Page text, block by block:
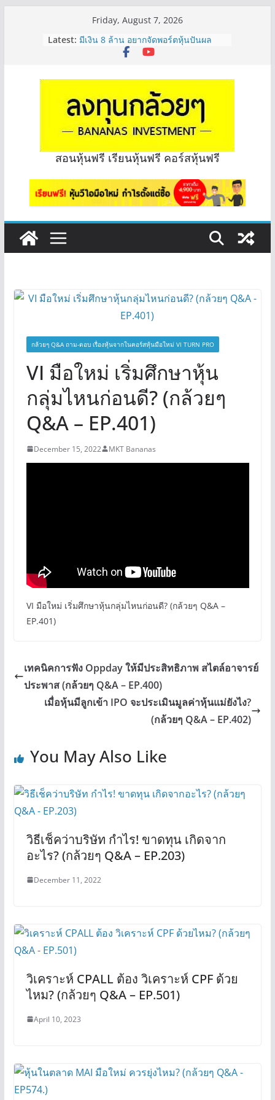
Friday, August 7, 2026
Latest: มีเงิน 8 ล้าน อยากจัดพอร์ตหุ้นปันผล
ระยะยาว อุตสาหกรรมไหนดี? | Q&A
หุ้นซอสภูเขาทอง Sauce เหมาะถือเป็น
หุ้นปันผลไหม? | Q&A กล้วยๆ EP.1166
OSP vs CBG vs ICHI ควร DCA ตัวไหน
ดี? | Q&A กล้วยๆ EP.1165
รีวิวงบกลุ่ม Bank หุ้นไหนเหมาะถือเอา
“ปันผล” | EP.175
จะเลือกหุ้นแต่ละตัว ต้องดู Short –
Long ของหุ้นตัวนั้นๆไหมคะ? | Q&A
สอนหุ้นฟรี เรียนหุ้นฟรี คอร์สหุ้นฟรี
กล้วยๆ Q&A ถาม-ตอบ เรื่องหุ้นจากในคอร์สหุ้นมือใหม่ VI TURN PRO
VI มือใหม่ เริ่มศึกษาหุ้น
กลุ่มไหนก่อนดี? (กล้วยๆ
Q&A – EP.401)
December 15, 2022 MKT Bananas
VI มือใหม่ เริ่มศึกษาหุ้นกลุ่มไหนก่อนดี? (กล้วยๆ Q&A –
EP.401)
เทคนิคการฟัง Oppday ให้มีประสิทธิภาพ สไตล์อาจารย์
ประพาส (กล้วยๆ Q&A – EP.400)
เมื่อหุ้นมีลูกเข้า IPO จะประเมินมูลค่าหุ้นแม่ยังไง?
(กล้วยๆ Q&A – EP.402)
You May Also Like
วิธีเช็คว่าบริษัท กำไร! ขาดทุน เกิดจาก
อะไร? (กล้วยๆ Q&A – EP.203)
December 11, 2022
วิเคราะห์ CPALL ต้อง วิเคราะห์ CPF ด้วย
ไหม? (กล้วยๆ Q&A – EP.501)
April 10, 2023